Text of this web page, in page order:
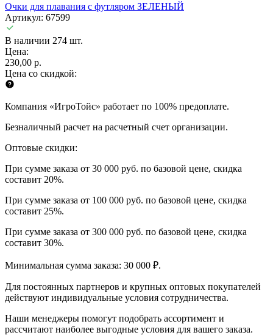
Очки для плавания с футляром ЗЕЛЕНЫЙ
Артикул: 67599
В наличии 274 шт.
Цена:
230,00 р.
Цена со скидкой:
Компания «ИгроТойс» работает по 100% предоплате.
Безналичный расчет на расчетный счет организации.
Оптовые скидки:
При сумме заказа от 30 000 руб. по базовой цене, скидка
составит 20%.
При сумме заказа от 100 000 руб. по базовой цене, скидка
составит 25%.
При сумме заказа от 300 000 руб. по базовой цене, скидка
составит 30%.
Минимальная сумма заказа: 30 000 ₽.
Для постоянных партнеров и крупных оптовых покупателей
действуют индивидуальные условия сотрудничества.
Наши менеджеры помогут подобрать ассортимент и
рассчитают наиболее выгодные условия для вашего заказа.